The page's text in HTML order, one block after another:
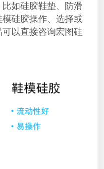
如硅胶鞋垫、防滑
硅胶操作、选择或
以直接咨询宏图硅